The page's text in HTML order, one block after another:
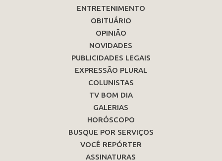
ENTRETENIMENTO
OBITUÁRIO
OPINIÃO
NOVIDADES
PUBLICIDADES LEGAIS
EXPRESSÃO PLURAL
COLUNISTAS
TV BOM DIA
GALERIAS
HORÓSCOPO
BUSQUE POR SERVIÇOS
VOCÊ REPÓRTER
ASSINATURAS